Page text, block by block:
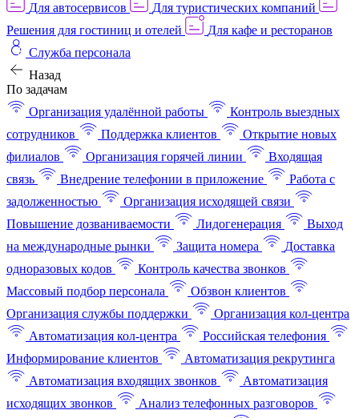
Для автосервисов
Для туристических компаний
Решения для гостиниц и отелей
Для кафе и ресторанов
Служба персонала
Назад
По задачам
Организация удалённой работы
Контроль выездных
сотрудников
Поддержка клиентов
Открытие новых
филиалов
Организация горячей линии
Входящая
связь
Внедрение телефонии в приложение
Работа с
задолженностью
Организация исходящей связи
Повышение дозваниваемости
Лидогенерация
Выход
на международные рынки
Защита номера
Доставка
одноразовых кодов
Контроль качества звонков
Массовый подбор персонала
Обзвон клиентов
Организация службы поддержки
Организация кол-центра
Автоматизация кол-центра
Российская телефония
Информирование клиентов
Автоматизация рекрутинга
Автоматизация входящих звонков
Автоматизация
исходящих звонков
Анализ телефонных разговоров